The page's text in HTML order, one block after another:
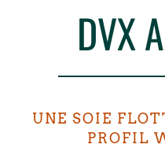
DVX
UNE SOIE
PROFIL